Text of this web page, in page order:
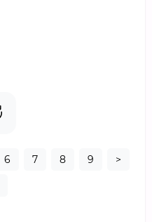
6 7 8 9 >